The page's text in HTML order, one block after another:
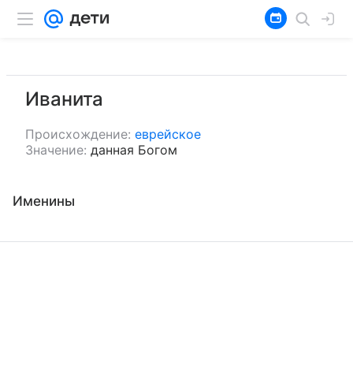
Иванита
Происхождение: еврейское
Значение: данная Богом
Именины